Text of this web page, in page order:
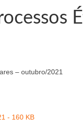
– outubro/2021
- 160 KB